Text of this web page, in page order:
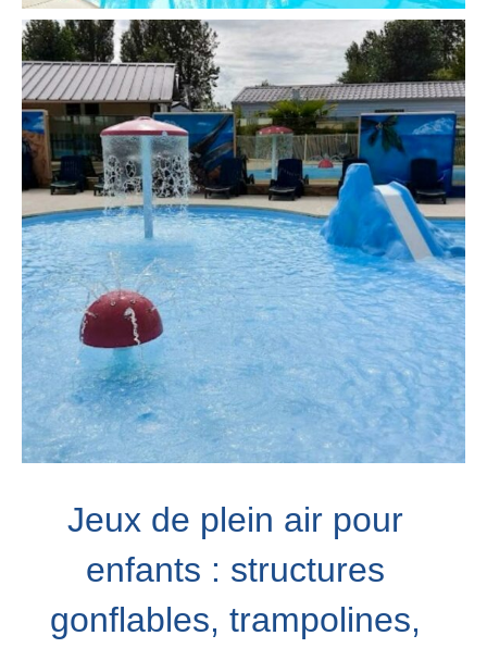
Jeux de plein air pour
enfants : structures
gonflables, trampolines,